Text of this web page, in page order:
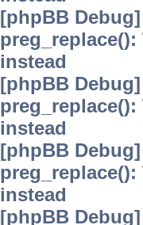
[phpBB
instead
[phpBB
instead
[phpBB
instead
[phpBB